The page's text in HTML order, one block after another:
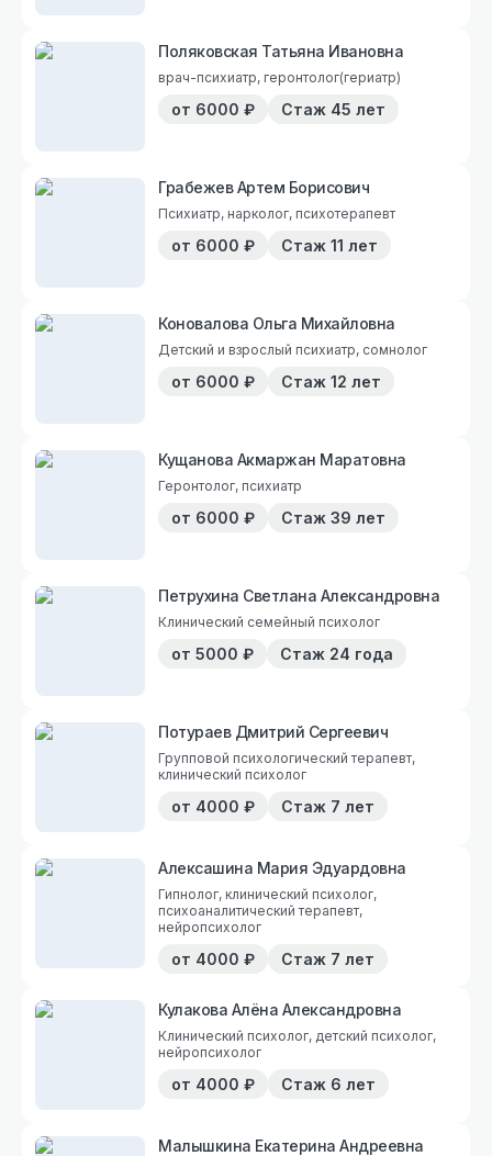
Поляковская Татьяна Ивановна
врач-психиатр, геронтолог(гериатр)
от 6000 ₽ Стаж 45 лет
Грабежев Артем Борисович
Психиатр, нарколог, психотерапевт
от 6000 ₽ Стаж 11 лет
Коновалова Ольга Михайловна
Детский и взрослый психиатр, сомнолог
от 6000 ₽ Стаж 12 лет
Кущанова Акмаржан Маратовна
Геронтолог, психиатр
от 6000 ₽ Стаж 39 лет
Петрухина Светлана Александровна
Клинический семейный психолог
от 5000 ₽ Стаж 24 года
Потураев Дмитрий Сергеевич
Групповой психологический терапевт,
клинический психолог
от 4000 ₽ Стаж 7 лет
Алексашина Мария Эдуардовна
Гипнолог, клинический психолог,
психоаналитический терапевт,
нейропсихолог
от 4000 ₽ Стаж 7 лет
Кулакова Алёна Александровна
Клинический психолог, детский психолог,
нейропсихолог
от 4000 ₽ Стаж 6 лет
Малышкина Екатерина Андреевна